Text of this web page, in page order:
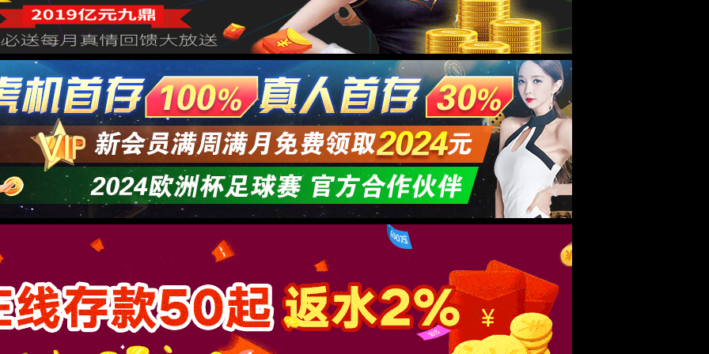
咨询热线
029-86681679
工程 劳务派遣
柞水县石镇供销社
柞水县石镇供销社